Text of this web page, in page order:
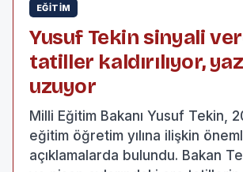
EĞİTİM
Yusuf Tekin sinyali
tatiller kaldırılıyor,
uzuyor
Milli Eğitim Bakanı Yusuf Tekin,
eğitim öğretim yılına ilişkin
açıklamalarda bulundu. Bakan